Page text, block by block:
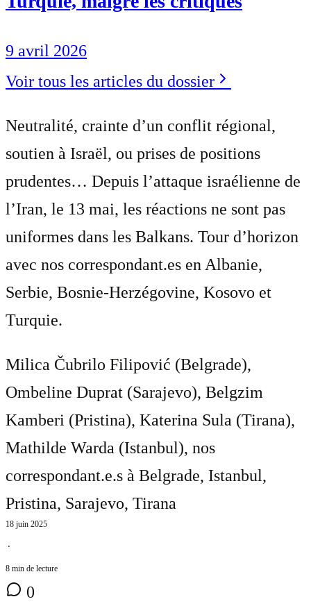
9 avril 2026
Voir tous les articles du dossier
Neutralité, crainte d’un conflit régional,
soutien à Israël, ou prises de positions
prudentes… Depuis l’attaque israélienne de
l’Iran, le 13 mai, les réactions ne sont pas
uniformes dans les Balkans. Tour d’horizon
avec nos correspondant.es en Albanie,
Serbie, Bosnie-Herzégovine, Kosovo et
Turquie.
Milica Čubrilo Filipović (Belgrade),
Ombeline Duprat (Sarajevo), Belgzim
Kamberi (Pristina), Katerina Sula (Tirana),
Mathilde Warda (Istanbul), nos
correspondant.e.s à Belgrade, Istanbul,
Pristina, Sarajevo, Tirana
18 juin 2025
⋅
8 min de lecture
0